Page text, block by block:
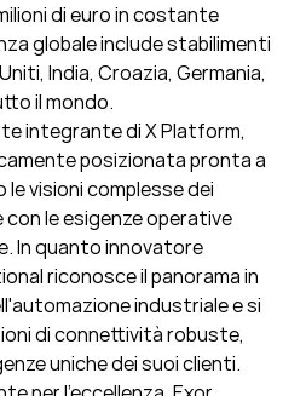
di euro in costante
globale include stabilimenti
India, Croazia, Germania,
il mondo.
integrante di X Platform,
posizionata pronta a
visioni complesse dei
le esigenze operative
In quanto innovatore
riconosce il panorama in
industriale e si
di connettività robuste,
uniche dei suoi clienti.